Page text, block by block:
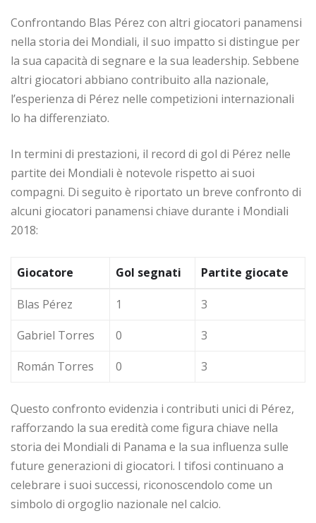
Confrontando Blas Pérez con altri giocatori panamensi
nella storia dei Mondiali, il suo impatto si distingue per
la sua capacità di segnare e la sua leadership. Sebbene
altri giocatori abbiano contribuito alla nazionale,
l’esperienza di Pérez nelle competizioni internazionali
lo ha differenziato.
In termini di prestazioni, il record di gol di Pérez nelle
partite dei Mondiali è notevole rispetto ai suoi
compagni. Di seguito è riportato un breve confronto di
alcuni giocatori panamensi chiave durante i Mondiali
2018:
Giocatore Gol segnati Partite giocate
Blas Pérez 1
3
Gabriel Torres
0
3
Román Torres
0 3
Questo confronto evidenzia i contributi unici di Pérez,
rafforzando la sua eredità come figura chiave nella
storia dei Mondiali di Panama e la sua influenza sulle
future generazioni di giocatori. I tifosi continuano a
celebrare i suoi successi, riconoscendolo come un
simbolo di orgoglio nazionale nel calcio.